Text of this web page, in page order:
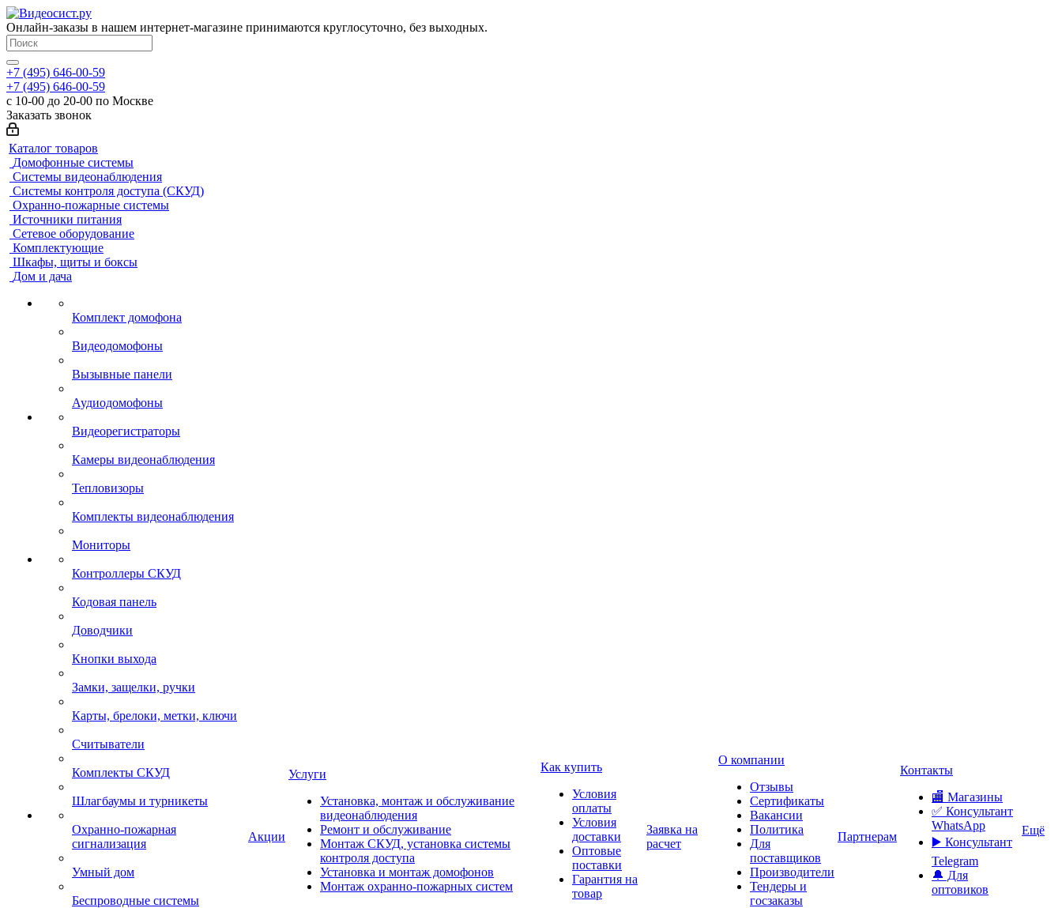
Онлайн-заказы в нашем интернет-магазине принимаются круглосуточно, без выходных.
+7 (495) 646-00-59
+7 (495) 646-00-59
с 10-00 до 20-00 по Москве
Заказать звонок
Каталог товаров
Домофонные системы
Системы видеонаблюдения
Системы контроля доступа (СКУД)
Охранно-пожарные системы
Источники питания
Сетевое оборудование
Комплектующие
Шкафы, щиты и боксы
Дом и дача
Комплект домофона
Видеодомофоны
Вызывные панели
Аудиодомофоны
Видеорегистраторы
Камеры видеонаблюдения
Тепловизоры
Комплекты видеонаблюдения
Мониторы
Контроллеры СКУД
Кодовая панель
Доводчики
Кнопки выхода
Замки, защелки, ручки
Карты, брелоки, метки, ключи
Считыватели
Комплекты СКУД
Шлагбаумы и турникеты
Охранно-пожарная
сигнализация
Умный дом
Беспроводные системы
Акции
Услуги
Установка, монтаж и обслуживание
видеонаблюдения
Ремонт и обслуживание
Монтаж СКУД, установка системы
контроля доступа
Установка и монтаж домофонов
Монтаж охранно-пожарных систем
Как купить
Условия
оплаты
Условия
доставки
Оптовые
поставки
Гарантия на
товар
Заявка на
расчет
О компании
Отзывы
Сертификаты
Вакансии
Политика
Для
поставщиков
Производители
Тендеры и
госзаказы
Партнерам
Контакты
🏬 Магазины
✅️ Консультант
WhatsApp
▶️ Консультант
Telegram
🔔 Для
оптовиков
Ещё